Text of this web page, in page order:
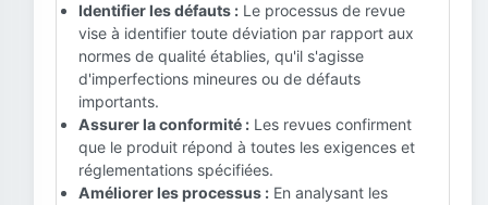
Identifier les défauts : Le processus de revue
vise à identifier toute déviation par rapport aux
normes de qualité établies, qu'il s'agisse
d'imperfections mineures ou de défauts
importants.
Assurer la conformité : Les revues confirment
que le produit répond à toutes les exigences et
réglementations spécifiées.
Améliorer les processus : En analysant les